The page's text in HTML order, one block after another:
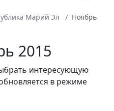
Марий Эл
Ноябрь
2015
интересующую
в режиме